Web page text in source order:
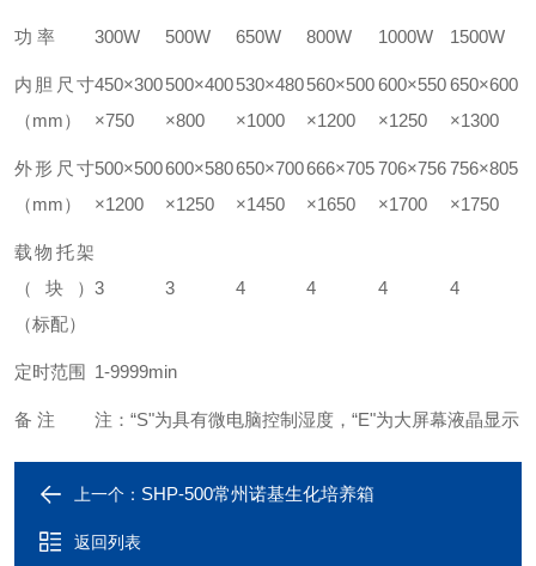
功 率 300W 500W 650W 800W 1000W 1500W
内胆尺寸
（mm）
450×300
×750
500×400
×800
530×480
×1000
560×500
×1200
600×550
×1250
650×600
×1300
外形尺寸
（mm）
500×500
×1200
600×580
×1250
650×700
×1450
666×705
×1650
706×756
×1700
756×805
×1750
载物托架
（块）
（标配）
3 3 4 4 4 4
定时范围 1-9999min
备 注 注：“S"为具有微电脑控制湿度，“E"为大屏幕液晶显示
上一个： SHP-500常州诺基生化培养箱
返回列表